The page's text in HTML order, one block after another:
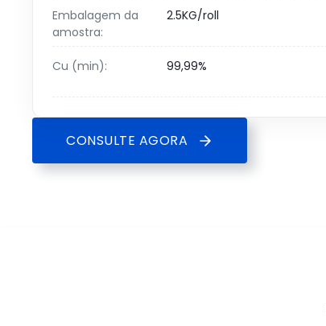
Embalagem da
amostra:
2.5KG/roll
Cu (min): 99,99%
CONSULTE AGORA